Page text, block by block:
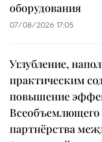
оборудования
07/08/2026 17:05
Углубление,
практическим
повышение
Всеобъемлющего
партнёрства